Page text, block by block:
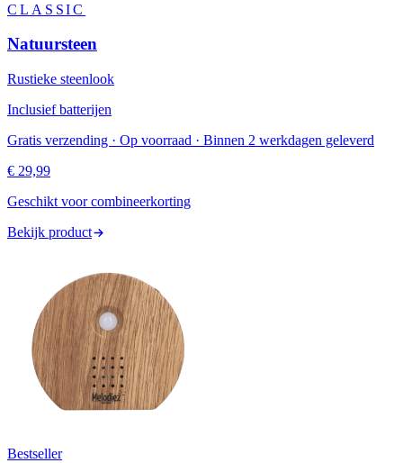
CLASSIC
Natuursteen
Rustieke steenlook
Inclusief batterijen
Gratis verzending · Op voorraad · Binnen 2 werkdagen geleverd
€ 29,99
Geschikt voor combineerkorting
Bekijk product
Bestseller